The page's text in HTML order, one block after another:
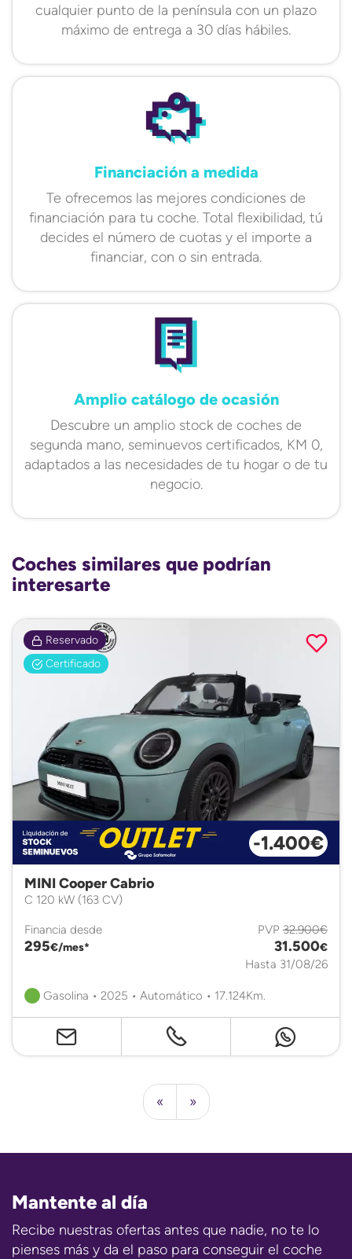
cualquier punto de la península con un plazo
máximo de entrega a 30 días hábiles.
Financiación a medida
Te ofrecemos las mejores condiciones de
financiación para tu coche. Total flexibilidad, tú
decides el número de cuotas y el importe a
financiar, con o sin entrada.
Amplio catálogo de ocasión
Descubre un amplio stock de coches de
segunda mano, seminuevos certificados, KM 0,
adaptados a las necesidades de tu hogar o de tu
negocio.
Coches similares que podrían
interesarte
Reservado
Certificado
-1.400€
MINI Cooper Cabrio
C 120 kW (163 CV)
Financia desde
295€/mes*
PVP 32.900€
31.500€
Hasta 31/08/26
Gasolina • 2025 • Automático • 17.124Km.
« »
Mantente al día
Recibe nuestras ofertas antes que nadie, no te lo
pienses más y da el paso para conseguir el coche